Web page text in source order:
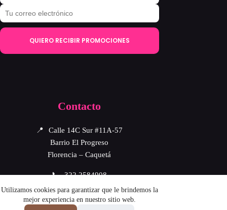
Utilizamos cookies para garantizar que le brindemos la
mejor experiencia en nuestro sitio web.
QUIERO RECIBIR PROMOCIONES
Contacto
📍
Calle 14C Sur #11A-57
Barrio El Progreso
Florencia – Caquetá
📞 322 2584908
aborigen.bellezaintegral@gmail.com